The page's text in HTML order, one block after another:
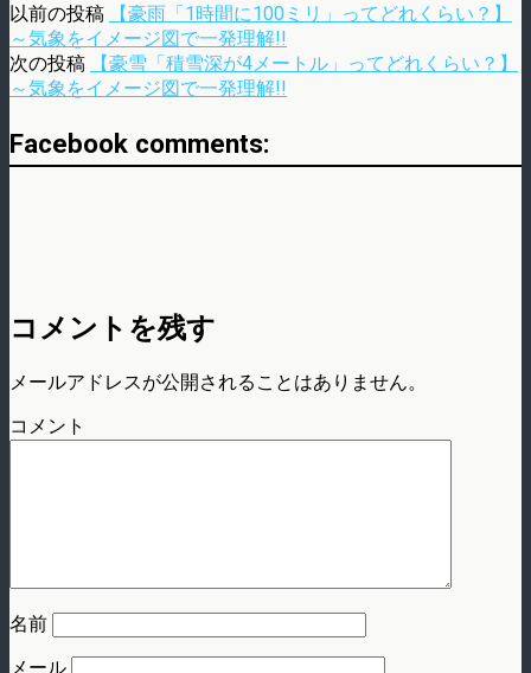
以前の投稿
【豪雨「1時間に100ミリ」ってどれくらい？】
～気象をイメージ図で一発理解!!
次の投稿
【豪雪「積雪深が4メートル」ってどれくらい？】
～気象をイメージ図で一発理解!!
Facebook comments:
コメントを残す
メールアドレスが公開されることはありません。
コメント
名前
メール